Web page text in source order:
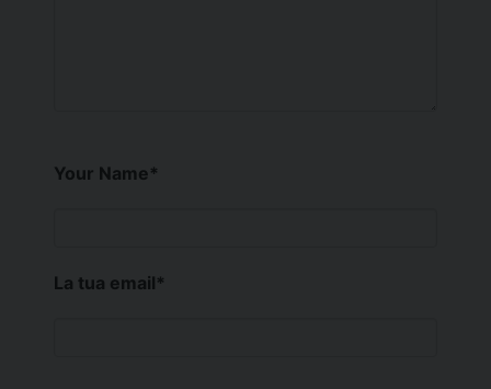
Your Name*
La tua email*